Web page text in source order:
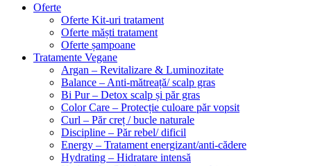
Oferte
Oferte Kit-uri tratament
Oferte măști tratament
Oferte șampoane
Tratamente Vegane
Argan – Revitalizare & Luminozitate
Balance – Anti-mătreață/ scalp gras
Bi Pur – Detox scalp și păr gras
Color Care – Protecție culoare păr vopsit
Curl – Păr creț / bucle naturale
Discipline – Păr rebel/ dificil
Energy – Tratament energizant/anti-cădere
Hydrating – Hidratare intensă